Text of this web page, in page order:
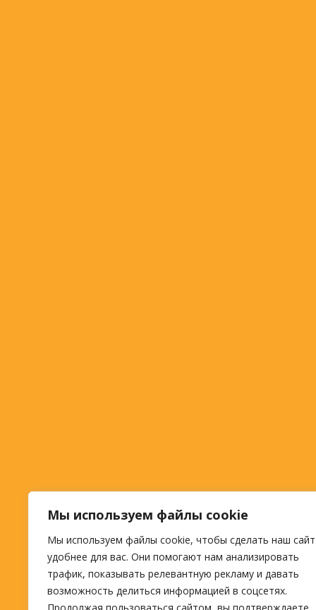
Мы используем файлы cookie
Мы используем файлы cookie, чтобы сделать наш сайт
удобнее для вас. Они помогают нам анализировать
трафик, показывать релевантную рекламу и давать
возможность делиться информацией в соцсетях.